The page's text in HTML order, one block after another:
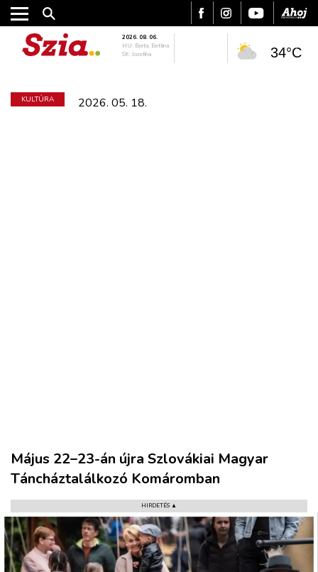
2026. 08. 06.
HU: Berta, Bettina
SK: Jozefína
34°C
KULTÚRA 2026. 05. 18.
Május 22–23-án újra Szlovákiai Magyar
Táncháztalálkozó Komáromban
HIRDETÉS ▲